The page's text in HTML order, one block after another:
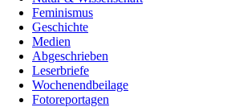
Feminismus
Geschichte
Medien
Abgeschrieben
Leserbriefe
Wochenendbeilage
Fotoreportagen